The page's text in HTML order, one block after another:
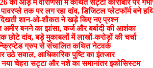
की आड़ में वाराणसी में कथित सट्टा कारोबार पर
तक पर लग रहा दांव, डिजिटल प्लेटफॉर्म बने
शान-ओ-शौकत ने खड़े किए नए प्रश्न
अमीर बनने का झांसा, कर्ज और बर्बादी की आशंका
छोटे दांव, बड़े मुकाबलों में लाखों-करोड़ों की चर्चा
ग्रुप से संचालित कथित नेटवर्क
उठे सवाल, आधिकारिक पुष्टि का इंतजार
चेहरा सट्टा और नशे का समानांतर इकोसिस्टम